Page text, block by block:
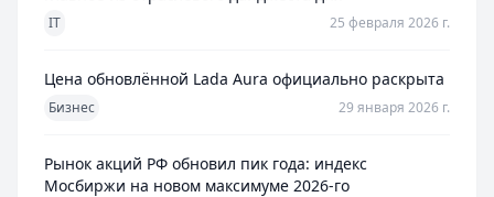
IT 25 февраля 2026 г.
Цена обновлённой Lada Aura официально раскрыта
Бизнес 29 января 2026 г.
Рынок акций РФ обновил пик года: индекс
Мосбиржи на новом максимуме 2026-го